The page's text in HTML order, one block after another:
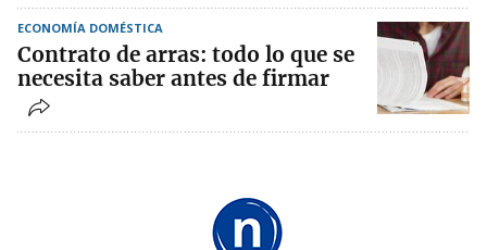
ECONOMÍA DOMÉSTICA
Contrato de arras: todo lo que se
necesita saber antes de firmar